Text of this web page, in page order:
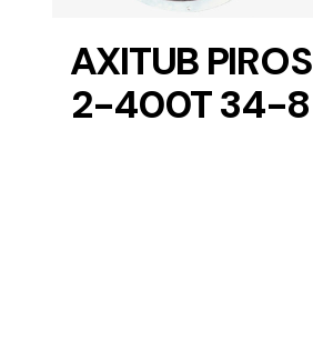
AXITUB PIROS
2-400T 34-8